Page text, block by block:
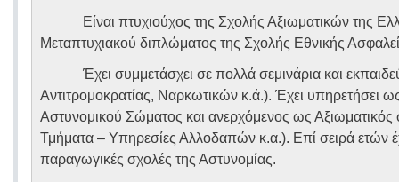
Είναι πτυχιούχος της Σχολής Αξιωματικών της
Μεταπτυχιακού διπλώματος της Σχολής Εθνικής
Έχει συμμετάσχει σε πολλά σεμινάρια και
Αντιτρομοκρατίας, Ναρκωτικών κ.ά.). Έχει υπηρετήσει
Αστυνομικού Σώματος και ανερχόμενος ως Αξιωματικός
Τμήματα – Υπηρεσίες Αλλοδαπών κ.α.). Επί σειρά ετών
παραγωγικές σχολές της Αστυνομίας.